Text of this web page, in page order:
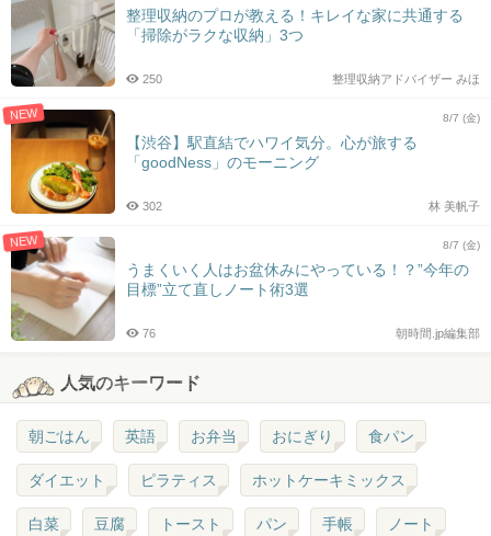
整理収納のプロが教える！キレイな家に共通する
「掃除がラクな収納」3つ
整理収納アドバイザー みほ
250
NEW 8/7 (金)
【渋谷】駅直結でハワイ気分。心が旅する
「goodNess」のモーニング
林 美帆子
302
NEW 8/7 (金)
うまくいく人はお盆休みにやっている！？”今年の
目標”立て直しノート術3選
朝時間.jp編集部
76
人気のキーワード
朝ごはん 英語 お弁当 おにぎり 食パン
ダイエット ピラティス ホットケーキミックス
白菜 豆腐 トースト パン 手帳 ノート